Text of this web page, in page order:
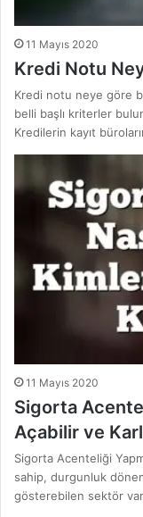
11 Mayıs 2020
Kredi Notu
Kredi notu neye göre
belli başlı kriterler
Kredilerin kayıt
11 Mayıs 2020
Sigorta
Açabilir ve
Sigorta Acenteliği
sahip, durgunluk
gösterebilen sektör